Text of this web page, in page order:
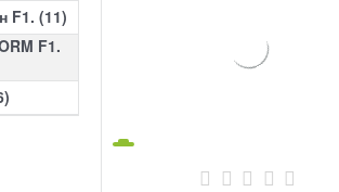
F1. (11)
F1.